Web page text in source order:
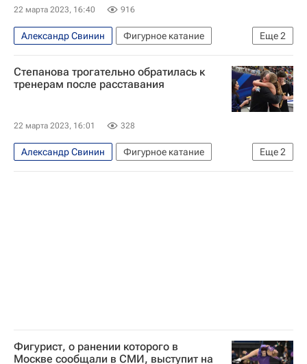
Авторы РИА Новости Спорт
22 марта 2023, 16:40 916
Еще2
Александр Свинин
Фигурное катание
Александра Степанова (фигурное катание)
Иван Букин (фигурное катание)
Степанова трогательно обратилась к
тренерам после расставания
22 марта 2023, 16:01 328
Еще2
Александр Свинин
Фигурное катание
Ирина Жук
Фигурист, о ранении которого в
Москве сообщали в СМИ, выступит на